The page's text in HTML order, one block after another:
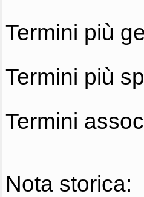
Termini più
Termini più
Termini
Nota storica: